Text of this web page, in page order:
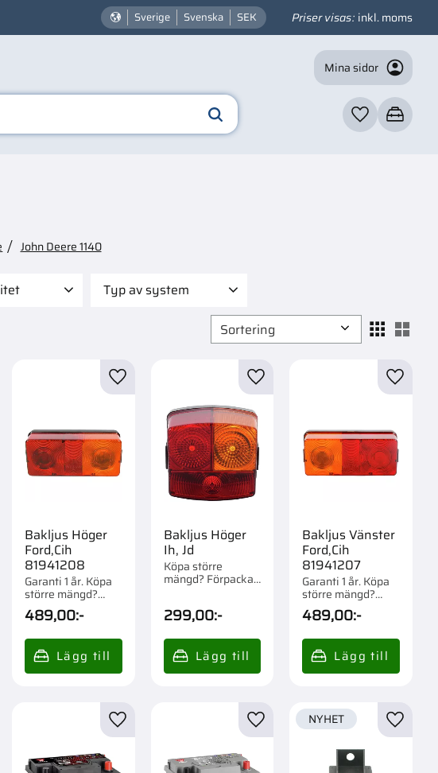
Sverige Svenska SEK Priser visas inkl. moms
Mina sidor
Favoriter
Kundvagn
John Deere 1140
Typ av system
Bränslesystem
Elsystem
Välj sortering
till i favoriter
Bakljus Höger
Ford,Cih
81941208
Garanti 1 år. Köpa
större mängd?
Förpackad om 1 st.
489,00:-
Lägg till i favoriter
Bakljus Höger
Ih, Jd
Köpa större
mängd? Förpackad
299,00:-
Lägg till i favoriter
Bakljus Vänster
Ford,Cih
81941207
Garanti 1 år. Köpa
större mängd?
Förpackad om 1 st.
489,00:-
Lägg
till i favoriter Lägg till i favoriter Lägg till i favoriter
NYHET Lägg